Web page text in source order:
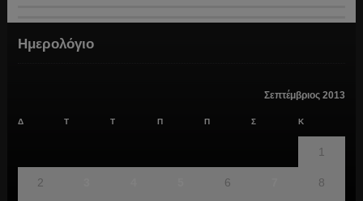
Ημερολόγιο
Σεπτέμβριος 2013
Δ Τ Τ Π Π Σ Κ
1
2 6 8